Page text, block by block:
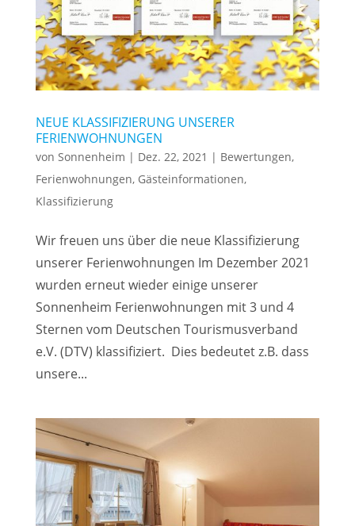
NEUE KLASSIFIZIERUNG UNSERER
FERIENWOHNUNGEN
von Sonnenheim | Dez. 22, 2021 | Bewertungen,
Ferienwohnungen, Gästeinformationen,
Klassifizierung
Wir freuen uns über die neue Klassifizierung
unserer Ferienwohnungen Im Dezember 2021
wurden erneut wieder einige unserer
Sonnenheim Ferienwohnungen mit 3 und 4
Sternen vom Deutschen Tourismusverband
e.V. (DTV) klassifiziert. Dies bedeutet z.B. dass
unsere...